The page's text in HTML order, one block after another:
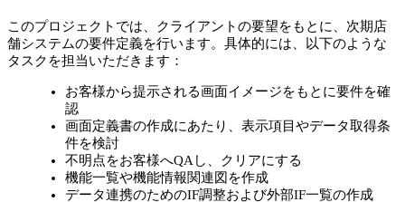
このプロジェクトでは、クライアントの要望をもとに、次期店
舗システムの要件定義を行います。具体的には、以下のような
タスクを担当いただきます：
お客様から提示される画面イメージをもとに要件を確
認
画面定義書の作成にあたり、表示項目やデータ取得条
件を検討
不明点をお客様へQAし、クリアにする
機能一覧や機能情報関連図を作成
データ連携のためのIF調整および外部IF一覧の作成